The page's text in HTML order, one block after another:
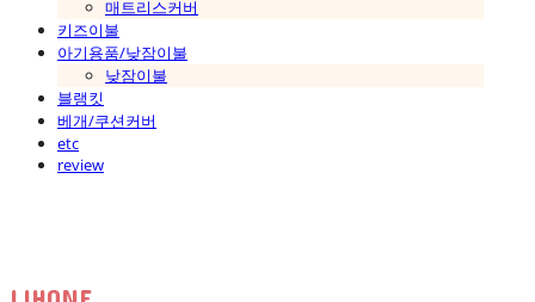
매트리스커버
키즈이불
아기용품/낮잠이불
낮잠이불
블랭킷
베개/쿠션커버
etc
review